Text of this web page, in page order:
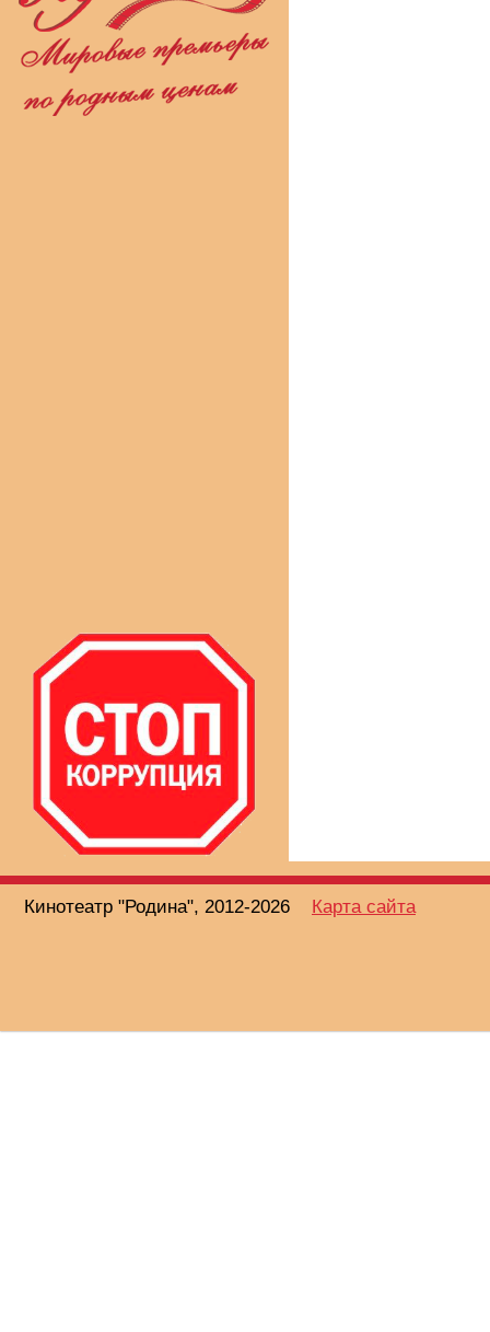
Кинотеатр "Родина", 2012-2026 Карта сайта